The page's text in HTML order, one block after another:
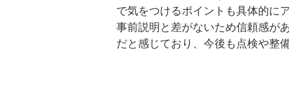
で気をつけるポイントも具体的に
事前説明と差がないため信頼感が
だと感じており、今後も点検や整